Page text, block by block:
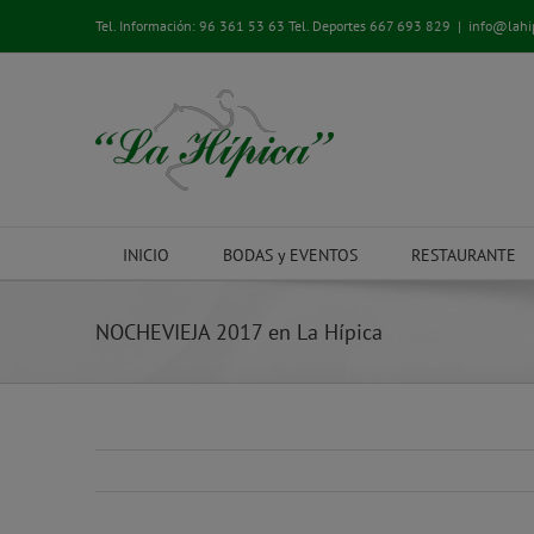
contenido
Tel. Información:96 361 53 63 Tel. Deportes667 693 829 |
INICIO BODAS y EVENTOS RESTAURANTE
NOCHEVIEJA 2017 en La Hípica